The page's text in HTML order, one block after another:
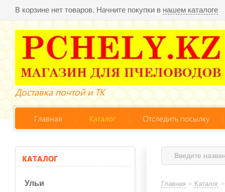
В корзине нет товаров. Начните покупки в нашем каталоге
Доставка почтой и ТК
Главная Каталог Отследить посылку
КАТАЛОГ
Ульи
Главная » Каталог »